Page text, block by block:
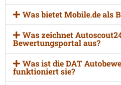
Was bietet Mobile.de als
Was zeichnet
Bewertungsportal aus?
Was ist die DAT
funktioniert sie?